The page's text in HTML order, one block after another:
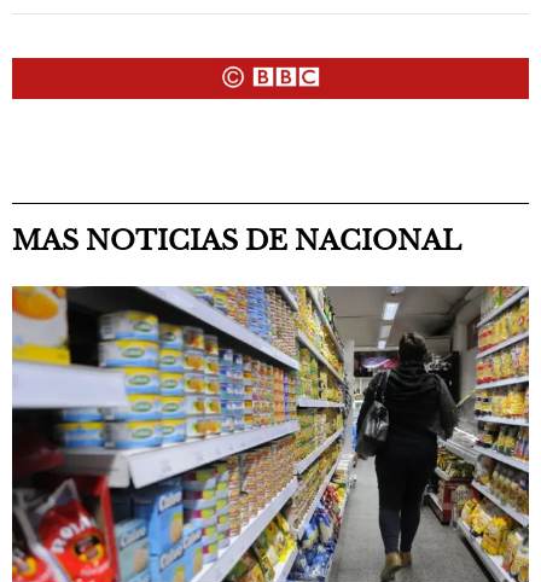
MAS NOTICIAS DE NACIONAL